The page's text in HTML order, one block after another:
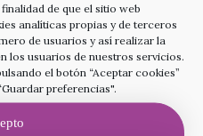
de que el sitio web
analíticas propias y de terceros
de usuarios y así realizar la
los usuarios de nuestros servicios.
el botón “Aceptar cookies”
preferencias".
posibilidades de
complementarias.